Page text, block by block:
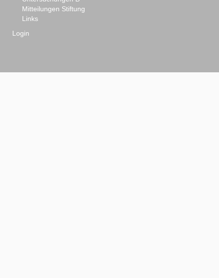
Mitteilungen Stiftung
Links
Login